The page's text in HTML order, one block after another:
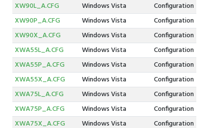
XW90L_A.CFG
Windows Vista
Configuration
XW90P_A.CFG
Windows Vista
Configuration
XW90X_A.CFG
Windows Vista
Configuration
XWA55L_A.CFG
Windows Vista
Configuration
XWA55P_A.CFG
Windows Vista
Configuration
XWA55X_A.CFG
Windows Vista
Configuration
XWA75L_A.CFG
Windows Vista
Configuration
XWA75P_A.CFG
Windows Vista
Configuration
XWA75X_A.CFG
Windows Vista
Configuration